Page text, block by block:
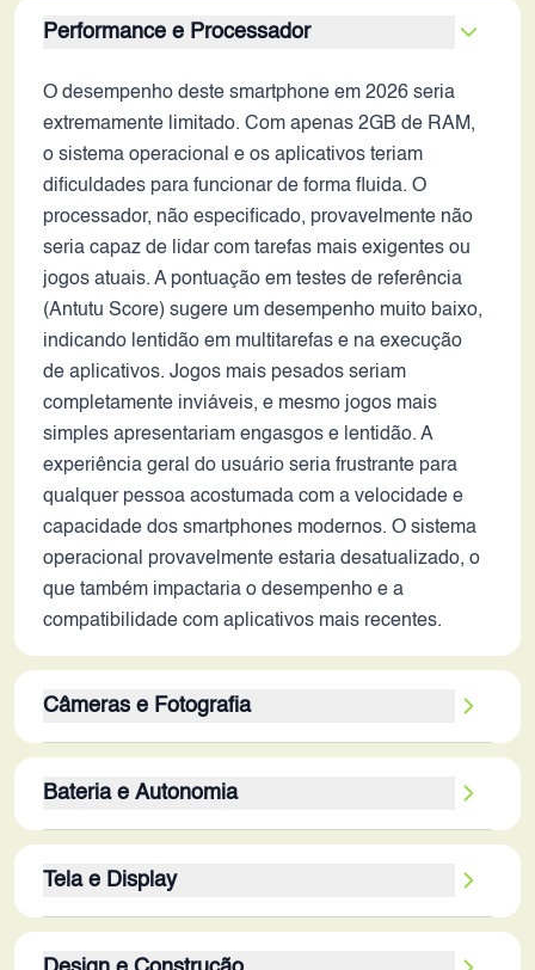
Performance e Processador
O desempenho deste smartphone em 2026 seria
extremamente limitado. Com apenas 2GB de RAM,
o sistema operacional e os aplicativos teriam
dificuldades para funcionar de forma fluida. O
processador, não especificado, provavelmente não
seria capaz de lidar com tarefas mais exigentes ou
jogos atuais. A pontuação em testes de referência
(Antutu Score) sugere um desempenho muito baixo,
indicando lentidão em multitarefas e na execução
de aplicativos. Jogos mais pesados seriam
completamente inviáveis, e mesmo jogos mais
simples apresentariam engasgos e lentidão. A
experiência geral do usuário seria frustrante para
qualquer pessoa acostumada com a velocidade e
capacidade dos smartphones modernos. O sistema
operacional provavelmente estaria desatualizado, o
que também impactaria o desempenho e a
compatibilidade com aplicativos mais recentes.
Câmeras e Fotografia
defasada em relação às tecnologias atuais. A
câmera traseira de 13MP poderia tirar fotos
imagem seria inferior em comparação com os
smartphones modernos. A ausência de recursos
como estabilização óptica de imagem (OIS), modos
Bateria e Autonomia
significativo. Mesmo considerando que o hardware
é menos exigente, a autonomia seria muito limitada
Tela e Display